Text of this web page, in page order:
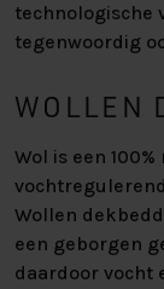
technologische
tegenwoordig
WOLLEN
Wol is een
Wollen
een geborgen
daardoor vocht